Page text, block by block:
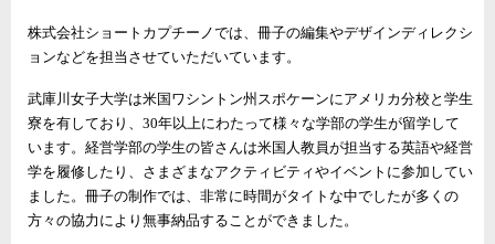
株式会社ショートカプチーノでは、冊子の編集やデザインディレクシ
ョンなどを担当させていただいています。
武庫川女子大学は米国ワシントン州スポケーンにアメリカ分校と学生
寮を有しており、30年以上にわたって様々な学部の学生が留学して
います。経営学部の学生の皆さんは米国人教員が担当する英語や経営
学を履修したり、さまざまなアクティビティやイベントに参加してい
ました。冊子の制作では、非常に時間がタイトな中でしたが多くの
方々の協力により無事納品することができました。